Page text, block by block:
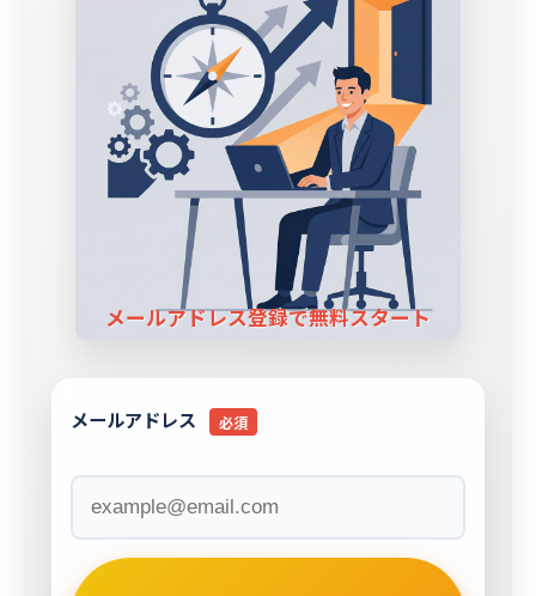
メールアドレス登録で無料スタート
メールアドレス 必須